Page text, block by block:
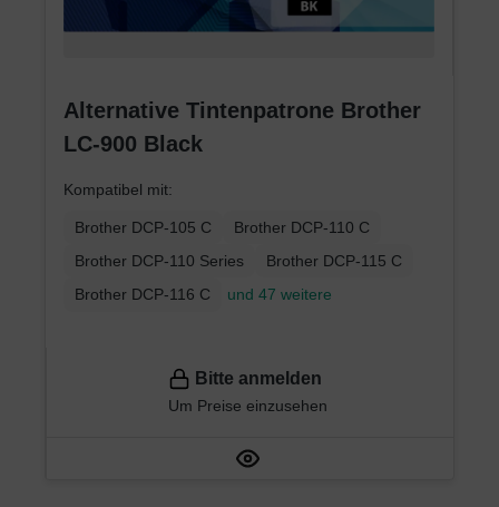
Alternative Tintenpatrone Brother
LC-900 Black
Kompatibel mit:
Brother DCP-105 C
Brother DCP-110 C
Brother DCP-110 Series
Brother DCP-115 C
Brother DCP-116 C
und 47 weitere
Bitte anmelden
Um Preise einzusehen